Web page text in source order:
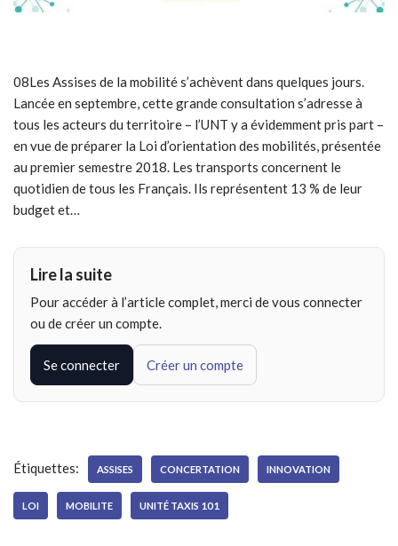
08Les Assises de la mobilité s’achèvent dans quelques jours.
Lancée en septembre, cette grande consultation s’adresse à
tous les acteurs du territoire – l’UNT y a évidemment pris part –
en vue de préparer la Loi d’orientation des mobilités, présentée
au premier semestre 2018. Les transports concernent le
quotidien de tous les Français. Ils représentent 13 % de leur
budget et…
Lire la suite
Pour accéder à l’article complet, merci de vous connecter
ou de créer un compte.
Se connecter Créer un compte
Étiquettes: ASSISES CONCERTATION INNOVATION
LOI MOBILITE UNITÉ TAXIS 101